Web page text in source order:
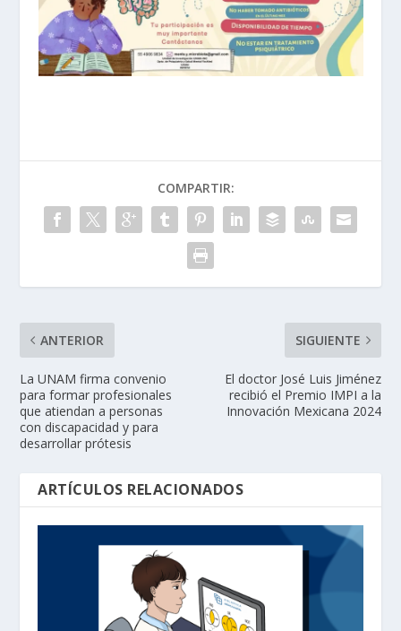
COMPARTIR:
ANTERIOR
La UNAM firma convenio
para formar profesionales
que atiendan a personas
con discapacidad y para
desarrollar prótesis
SIGUIENTE
El doctor José Luis Jiménez
recibió el Premio IMPI a la
Innovación Mexicana 2024
ARTÍCULOS RELACIONADOS